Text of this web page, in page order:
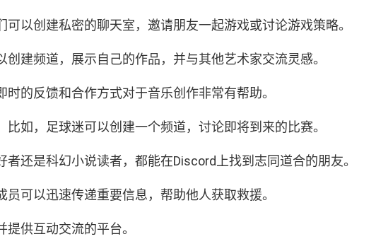
以创建私密的聊天室，邀请朋友一起游戏或讨论游戏策略。
建频道，展示自己的作品，并与其他艺术家交流灵感。
的反馈和合作方式对于音乐创作非常有帮助。
如，足球迷可以创建一个频道，讨论即将到来的比赛。
还是科幻小说读者，都能在Discord上找到志同道合的朋友。
可以迅速传递重要信息，帮助他人获取救援。
供互动交流的平台。